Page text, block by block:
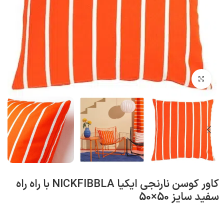
بزرگنمایی تصویر
کاور کوسن نارنجی ایکیا NICKFIBBLA با راه‌ راه
سفید سایز 50×50